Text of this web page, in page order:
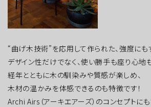
“曲げ木技術”を応用して作られた、強度に
デザイン性だけでなく、使い勝手も座り心地
経年とともに木の馴染みや質感が楽しめ、
木材の温かみを体感できるのも特徴です！
Archi Airs（アーキエアーズ）のコンセプトにも